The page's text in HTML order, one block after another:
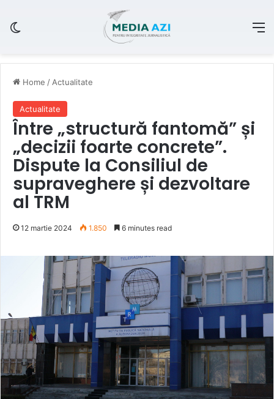
Home / Actualitate
Actualitate
Între „structură fantomă” și
„decizii foarte concrete”.
Dispute la Consiliul de
supraveghere și dezvoltare
al TRM
12 martie 2024 1.850 6 minutes read